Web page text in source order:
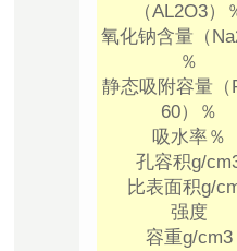
（AL2O3）
氧化钠含量（
％
静态吸附容量（
60）％
吸水率％
孔容积g/
比表面积g/
强度
容重g/cm3